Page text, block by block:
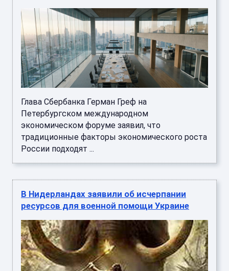
Глава Сбербанка Герман Греф на
Петербургском международном
экономическом форуме заявил, что
традиционные факторы экономического роста
России подходят ...
В Нидерландах заявили об исчерпании
ресурсов для военной помощи Украине